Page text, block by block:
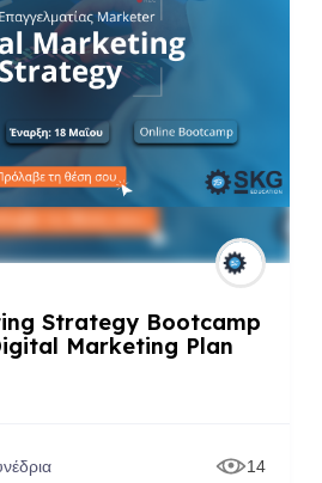
Strategy Bootcamp
Marketing Plan
14